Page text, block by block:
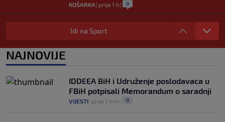
KOŠARKA | prije 1 h | 0
Pjanić otkrio da je Alajbegović imao
bogatije ponude: "Ipak, Juve je uvijek
0
Radnika, određene i sudije prvog kola
šampionata BiH
NOGOMET |prije 2 h 0
Idi na Sport
NAJNOVIJE
IDDEEA BiH i Udruženje poslodavaca u
FBiH potpisali Memorandum o saradnji
VIJESTI prije 1 min 0